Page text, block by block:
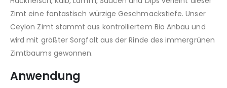
Zimt eine fantastisch würzige Geschmackstiefe. Unser
Ceylon Zimt stammt aus kontrolliertem Bio Anbau und
wird mit größter Sorgfalt aus der Rinde des immergrünen
Zimtbaums gewonnen.
Anwendung